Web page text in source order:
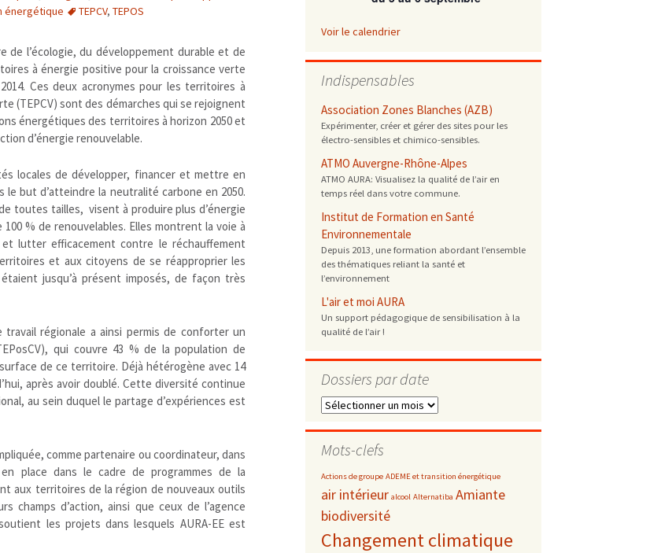
modes de conservation et de cuisson
climatiques
Contamination infectieuse
chimiques
cancérigène / mutagène / reprotoxique
métaux lourds et autres
économie circulaire
politiques et juridiques
nationale
Eau
superficielles et souterraines
fossiles
renouvelables / transition énergétique
numérique
scientifiques
épidémiologique
rapport économique
surveillance sanitaire
Jurisprudence
Logement
enfance
produits et
dispositifs de santé, vaccins
à risque
adolescents
femmes enceintes / enfants
Personnes agées
recommandées
non ionisants, ondes
électromagnétiques (THT, téléphonie
mobile, WIFI, Linky, …)
Santé publique
énergétique TEPCV, TEPOS
de l’écologie, du développement durable et de
à énergie positive pour la croissance verte
Ces deux acronymes pour les territoires à
(TEPCV) sont des démarches qui se rejoignent
énergétiques des territoires à horizon 2050 et
d’énergie renouvelable.
locales de développer, financer et mettre en
but d’atteindre la neutralité carbone en 2050.
toutes tailles, visent à produire plus d’énergie
% de renouvelables. Elles montrent la voie à
lutter efficacement contre le réchauffement
et aux citoyens de se réapproprier les
jusqu’à présent imposés, de façon très
travail régionale a ainsi permis de conforter un
qui couvre 43 % de la population de
de ce territoire. Déjà hétérogène avec 14
après avoir doublé. Cette diversité continue
au sein duquel le partage d’expériences est
comme partenaire ou coordinateur, dans
place dans le cadre de programmes de la
aux territoires de la région de nouveaux outils
champs d’action, ainsi que ceux de l’agence
les projets dans lesquels AURA-EE est
Voir le calendrier
Indispensables
Association Zones Blanches (AZB)
Expérimenter, créer et gérer des sites pour les
électro-sensibles et chimico-sensibles.
ATMO Auvergne-Rhône-Alpes
ATMO AURA: Visualisez la qualité de l’air en
temps réel dans votre commune.
Institut de Formation en Santé
Environnementale
Depuis 2013, une formation abordant l’ensemble
des thématiques reliant la santé et
l’environnement
L'air et moi AURA
Un support pédagogique de sensibilisation à la
qualité de l’air !
Dossiers par date
Dossiers
date
Mots-clefs
Actions de groupe ADEME et transition énergétique
air intérieur alcool Alternatiba Amiante
biodiversité
Changement climatique